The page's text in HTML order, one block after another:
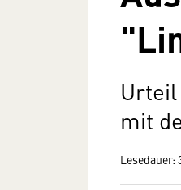
mit
Lesedauer: